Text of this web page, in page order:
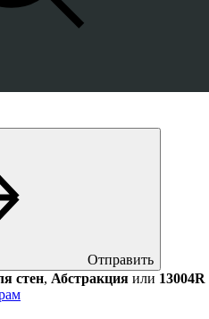
Отправить
стен, Абстракция или 13004R